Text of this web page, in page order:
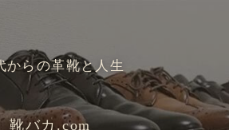
からの革靴と人生
靴バカ.com